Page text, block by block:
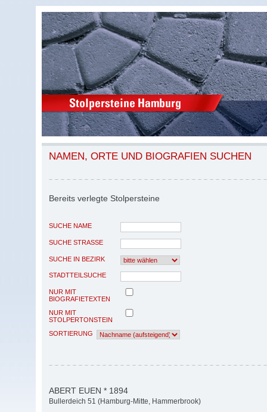
NAMEN, ORTE UND BIOGRAFIEN SUCHEN
Bereits verlegte Stolpersteine
SUCHE NAME
SUCHE STRASSE
SUCHE IN BEZIRK
STADTTEILSUCHE
NUR MIT
BIOGRAFIETEXTEN
NUR MIT
STOLPERTONSTEIN
SORTIERUNG
ABERT EUEN * 1894
Bullerdeich 51 (Hamburg-Mitte, Hammerbrook)